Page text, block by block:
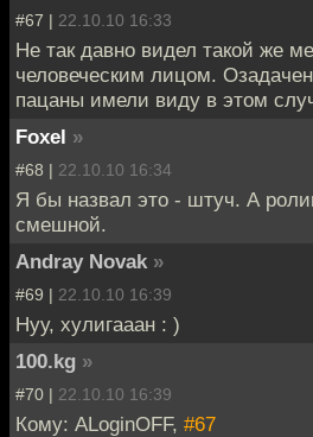
#67 | 22.10.10 16:33
Не так давно видел такой же
человеческим лицом.
пацаны имели виду в этом
Foxel »
#68 | 22.10.10 16:34
Я бы назвал это - штуч. А
смешной.
Andray Novak »
#69 | 22.10.10 16:39
Нуу, хулигааан : )
100.kg »
#70 | 22.10.10 16:39
Кому: ALoginOFF, #67